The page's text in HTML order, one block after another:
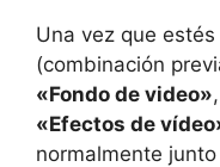
Una vez que
(combinación
«Fondo de video»,
«Efectos de
normalmente